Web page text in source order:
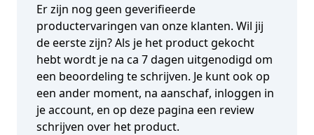
Er zijn nog geen geverifieerde
productervaringen van onze klanten. Wil jij
de eerste zijn? Als je het product gekocht
hebt wordt je na ca 7 dagen uitgenodigd om
een beoordeling te schrijven. Je kunt ook op
een ander moment, na aanschaf, inloggen in
je account, en op deze pagina een review
schrijven over het product.